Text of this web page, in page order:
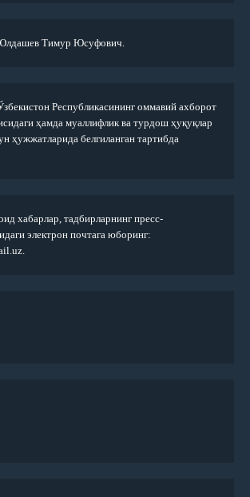
Тимур Юсуфович.
Республикасининг оммавий ахборот
ҳамда муаллифлик ва турдош ҳуқуқлар
ҳужжатларида белгиланган тартибда
хабарлар, тадбирларнинг пресс-
электрон почтага юборинг: